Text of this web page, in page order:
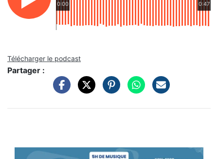
0:00 0:47
Télécharger le podcast
Partager :